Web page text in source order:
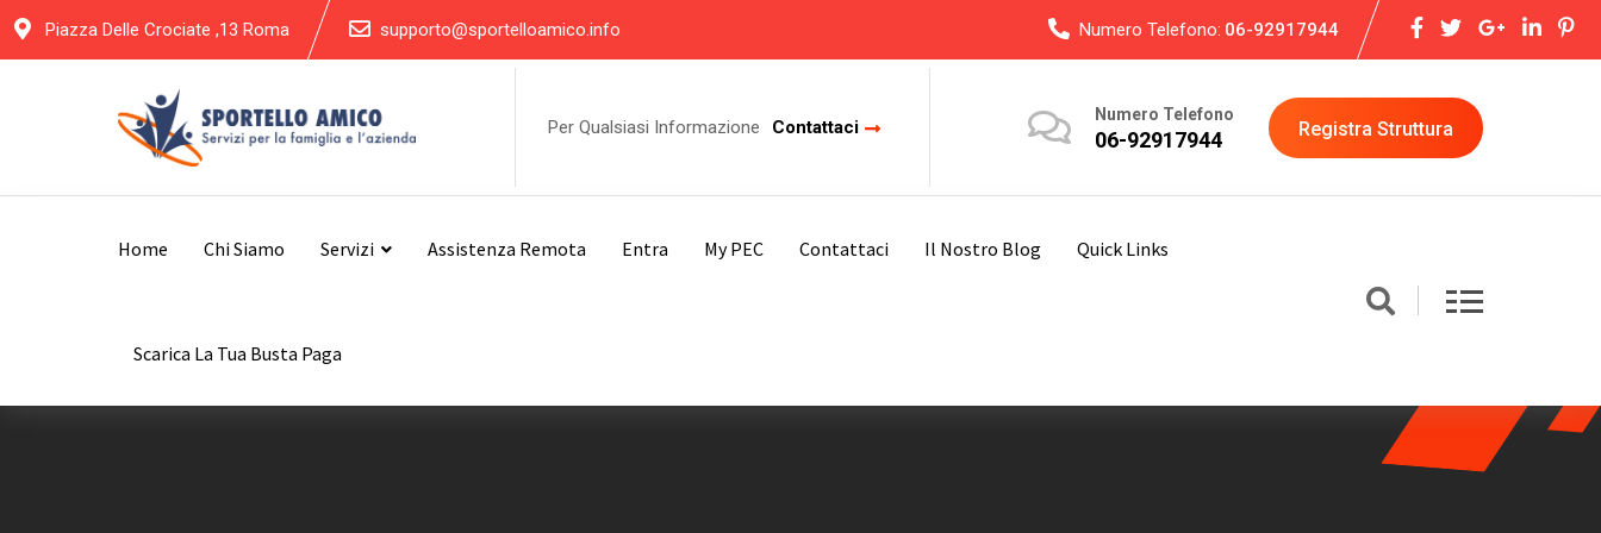
Skip
Piazza Delle Crociate ,13 Roma supporto@sportelloamico.info Numero Telefono: 06-92917944
Per Qualsiasi Informazione Contattaci
Numero Telefono
06-92917944 Registra Struttura
Home Chi Siamo Servizi Assistenza Remota Entra My PEC Contattaci Il Nostro Blog Quick Links
Scarica La Tua Busta Paga